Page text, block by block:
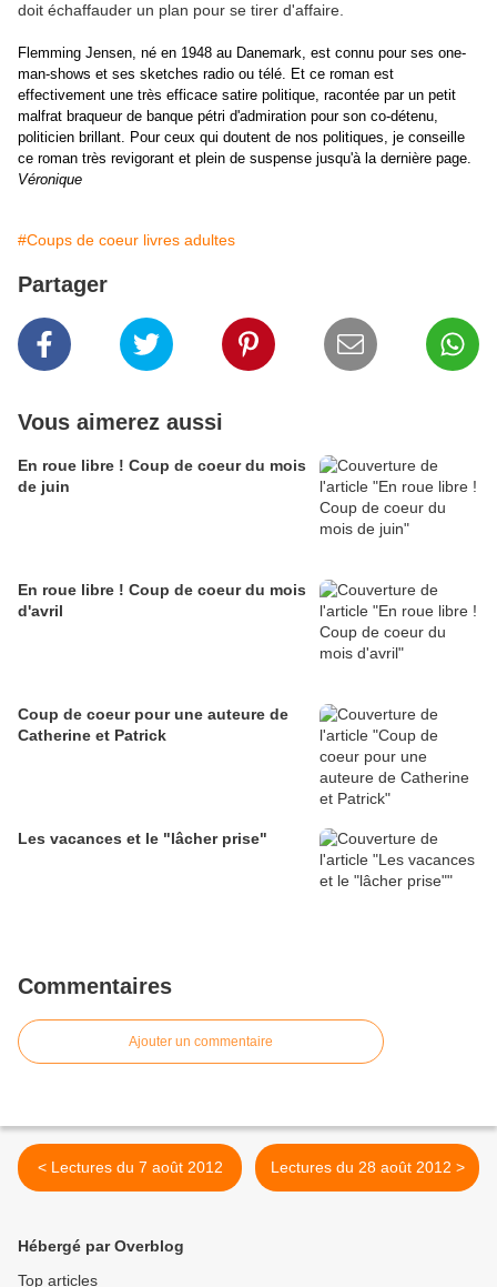
doit échaffauder un plan pour se tirer d'affaire.
Flemming Jensen, né en 1948 au Danemark, est connu pour ses one-
man-shows et ses sketches radio ou télé. Et ce roman est
effectivement une très efficace satire politique, racontée par un petit
malfrat braqueur de banque pétri d'admiration pour son co-détenu,
politicien brillant. Pour ceux qui doutent de nos politiques, je conseille
ce roman très revigorant et plein de suspense jusqu'à la dernière page.
Véronique
#Coups de coeur livres adultes
Partager
Vous aimerez aussi
En roue libre ! Coup de coeur du mois
de juin
En roue libre ! Coup de coeur du mois
d'avril
Coup de coeur pour une auteure de
Catherine et Patrick
Les vacances et le "lâcher prise"
Commentaires
Ajouter un commentaire
< Lectures du 7 août 2012 Lectures du 28 août 2012 >
Hébergé par Overblog
Top articles